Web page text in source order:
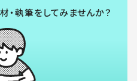
・執筆をしてみませんか？